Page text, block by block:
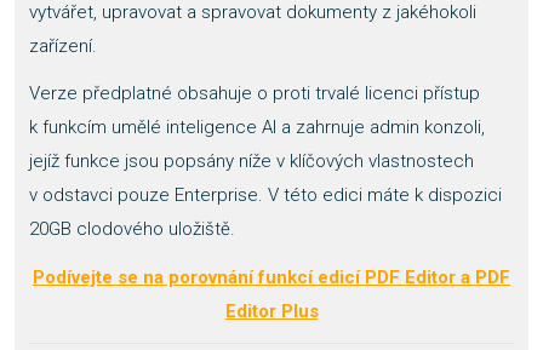
vytvářet, upravovat a spravovat dokumenty z jakéhokoli
zařízení.
Verze předplatné obsahuje o proti trvalé licenci přístup
k funkcím umělé inteligence AI a zahrnuje admin konzoli,
jejíž funkce jsou popsány níže v klíčových vlastnostech
v odstavci pouze Enterprise. V této edici máte k dispozici
20GB clodového uložiště.
Podívejte se na porovnání funkcí edicí PDF Editor a PDF
Editor Plus